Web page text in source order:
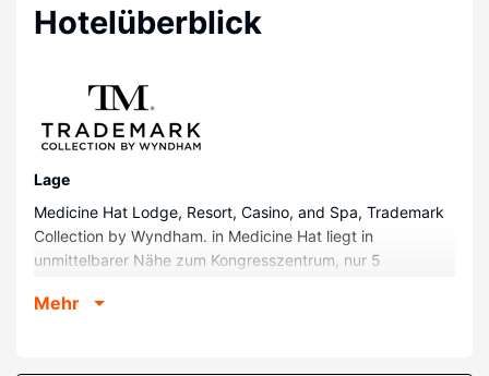
Hotelüberblick
Lage
Medicine Hat Lodge, Resort, Casino, and Spa, Trademark
Collection by Wyndham. in Medicine Hat liegt in
unmittelbarer Nähe zum Kongresszentrum, nur 5
Medicine Hat Mall entfernt. Dieses Hotel mit Casino ist 2,5
Mehr